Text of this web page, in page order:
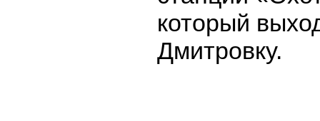
который
Дмитровку.